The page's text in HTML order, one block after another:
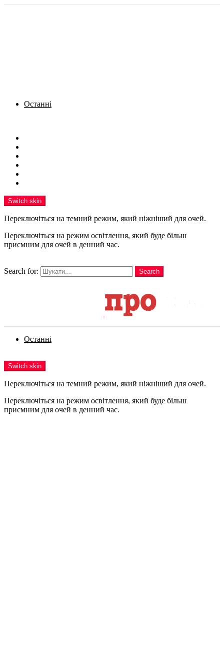
Останні
Switch skin
Переключіться на темний режим, який ніжніший для очей.
Переключіться на режим освітлення, який буде більш
приємним для очей в денний час.
Search for:
Search
Останні
Switch skin
Переключіться на темний режим, який ніжніший для очей.
Переключіться на режим освітлення, який буде більш
приємним для очей в денний час.